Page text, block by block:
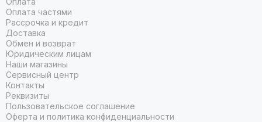
Оплата частями
Рассрочка и кредит
Доставка
Обмен и возврат
Юридическим лицам
Наши магазины
Сервисный центр
Контакты
Реквизиты
Пользовательское соглашение
Оферта и политика конфиденциальности